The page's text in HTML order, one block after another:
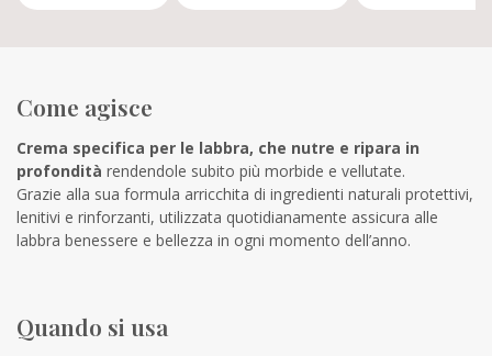
Come agisce
Crema specifica per le labbra, che nutre e ripara in
profondità rendendole subito più morbide e vellutate.
Grazie alla sua formula arricchita di ingredienti naturali protettivi,
lenitivi e rinforzanti, utilizzata quotidianamente assicura alle
labbra benessere e bellezza in ogni momento dell’anno.
Quando si usa